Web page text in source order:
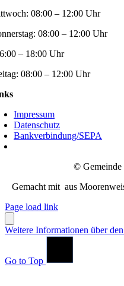
08:00 – 12:00 Uhr
08:00 – 12:00 Uhr
– 18:00 Uhr
08:00 – 12:00 Uhr
Impressum
Datenschutz
Bankverbindung/SEPA
© Gemeinde
Gemacht mit aus
Page load link
Weitere Informationen über
Go to Top